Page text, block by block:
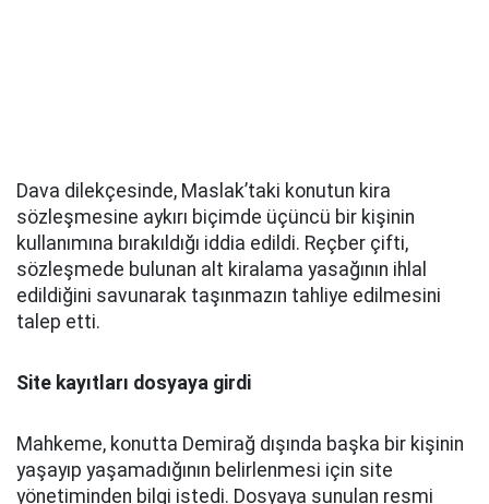
Dava dilekçesinde, Maslak’taki konutun kira
sözleşmesine aykırı biçimde üçüncü bir kişinin
kullanımına bırakıldığı iddia edildi. Reçber çifti,
sözleşmede bulunan alt kiralama yasağının ihlal
edildiğini savunarak taşınmazın tahliye edilmesini
talep etti.
Site kayıtları dosyaya girdi
Mahkeme, konutta Demirağ dışında başka bir kişinin
yaşayıp yaşamadığının belirlenmesi için site
yönetiminden bilgi istedi. Dosyaya sunulan resmi